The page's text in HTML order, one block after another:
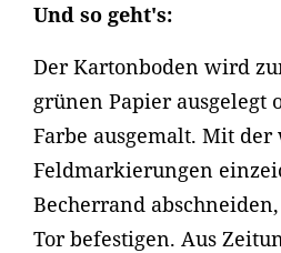
Und so geht's:
Der Kartonboden wird
grünen Papier ausgelegt
Farbe ausgemalt. Mit
Feldmarkierungen
Becherrand
Tor befestigen. Aus